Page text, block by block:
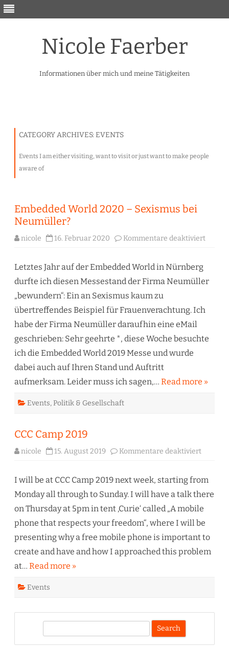
Nicole Faerber
Informationen über mich und meine Tätigkeiten
CATEGORY ARCHIVES: EVENTS
Events I am either visiting, want to visit or just want to make people
aware of
Embedded World 2020 – Sexismus bei
Neumüller?
nicole 16. Februar 2020 Kommentare deaktiviert
bei
Letztes Jahr auf der Embedded World in Nürnberg
durfte ich diesen Messestand der Firma Neumüller
„bewundern“: Ein an Sexismus kaum zu
übertreffendes Beispiel für Frauenverachtung. Ich
habe der Firma Neumüller daraufhin eine eMail
geschrieben: Sehr geehrte *, diese Woche besuchte
ich die Embedded World 2019 Messe und wurde
dabei auch auf Ihren Stand und Auftritt
aufmerksam. Leider muss ich sagen,… Read more »
Events,Politik & Gesellschaft
CCC Camp 2019
nicole 15. August 2019 Kommentare deaktiviert
I will be at CCC Camp 2019 next week, starting from
Monday all through to Sunday. I will have a talk there
on Thursday at 5pm in tent ‚Curie‘ called „A mobile
phone that respects your freedom“, where I will be
presenting why a free mobile phone is important to
create and have and how I approached this problem
at… Read more »
Events